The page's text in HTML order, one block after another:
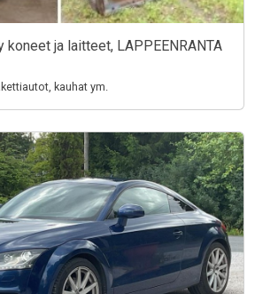
koneet ja laitteet, LAPPEENRANTA
kauhat ym.